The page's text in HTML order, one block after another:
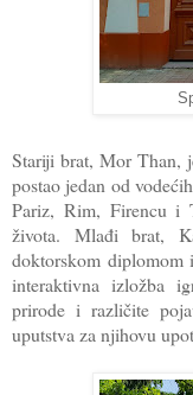
Stariji brat, Mor Than,
postao jedan od
Pariz, Rim, Firencu i
života. Mlađi brat,
doktorskom diplomom
interaktivna izložba
prirode i različite
uputstva za njihovu